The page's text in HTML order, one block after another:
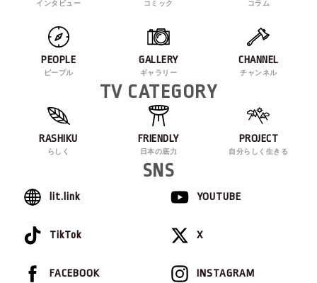
インタビュー コミック コラム
PEOPLE
ピープル
GALLERY
ギャラリー
CHANNEL
チャンネル
TV CATEGORY
RASHIKU
らしく
FRIENDLY
日本の底力
PROJECT
自分らしく生きる
SNS
lit.link YOUTUBE
TikTok X
INSTAGRAM
FACEBOOK